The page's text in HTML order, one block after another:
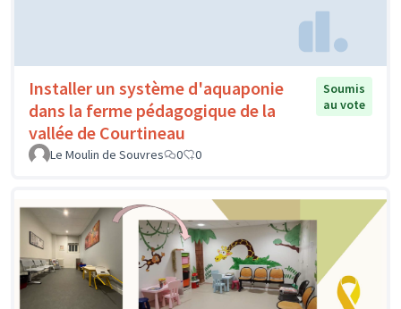
Installer un système d'aquaponie
dans la ferme pédagogique de la
vallée de Courtineau
Soumis
au vote
Le Moulin de Souvres 0 0